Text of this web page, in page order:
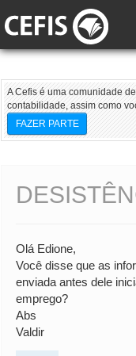
A Cefis é uma comunidade
contabilidade, assim como
FAZER PARTE
Olá Edione,
Você disse que as
enviada antes dele
emprego?
Abs
Valdir